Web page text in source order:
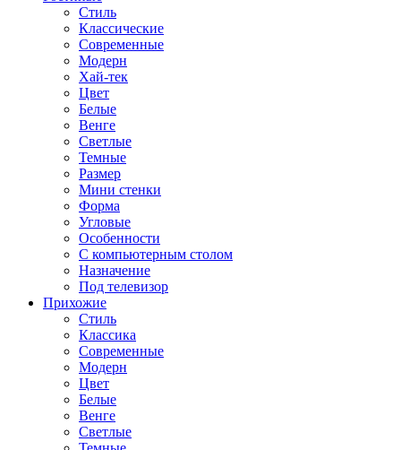
Стиль
Классические
Современные
Модерн
Хай-тек
Цвет
Белые
Венге
Светлые
Темные
Размер
Мини стенки
Форма
Угловые
Особенности
С компьютерным столом
Назначение
Под телевизор
Прихожие
Стиль
Классика
Современные
Модерн
Цвет
Белые
Венге
Светлые